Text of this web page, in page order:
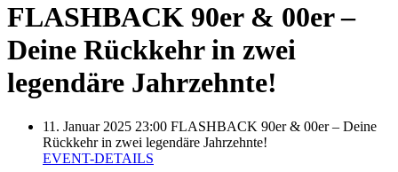
FLASHBACK 90er & 00er –
Deine Rückkehr in zwei
legendäre Jahrzehnte!
11. Januar 2025 23:00 FLASHBACK 90er & 00er – Deine
Rückkehr in zwei legendäre Jahrzehnte!
EVENT-DETAILS